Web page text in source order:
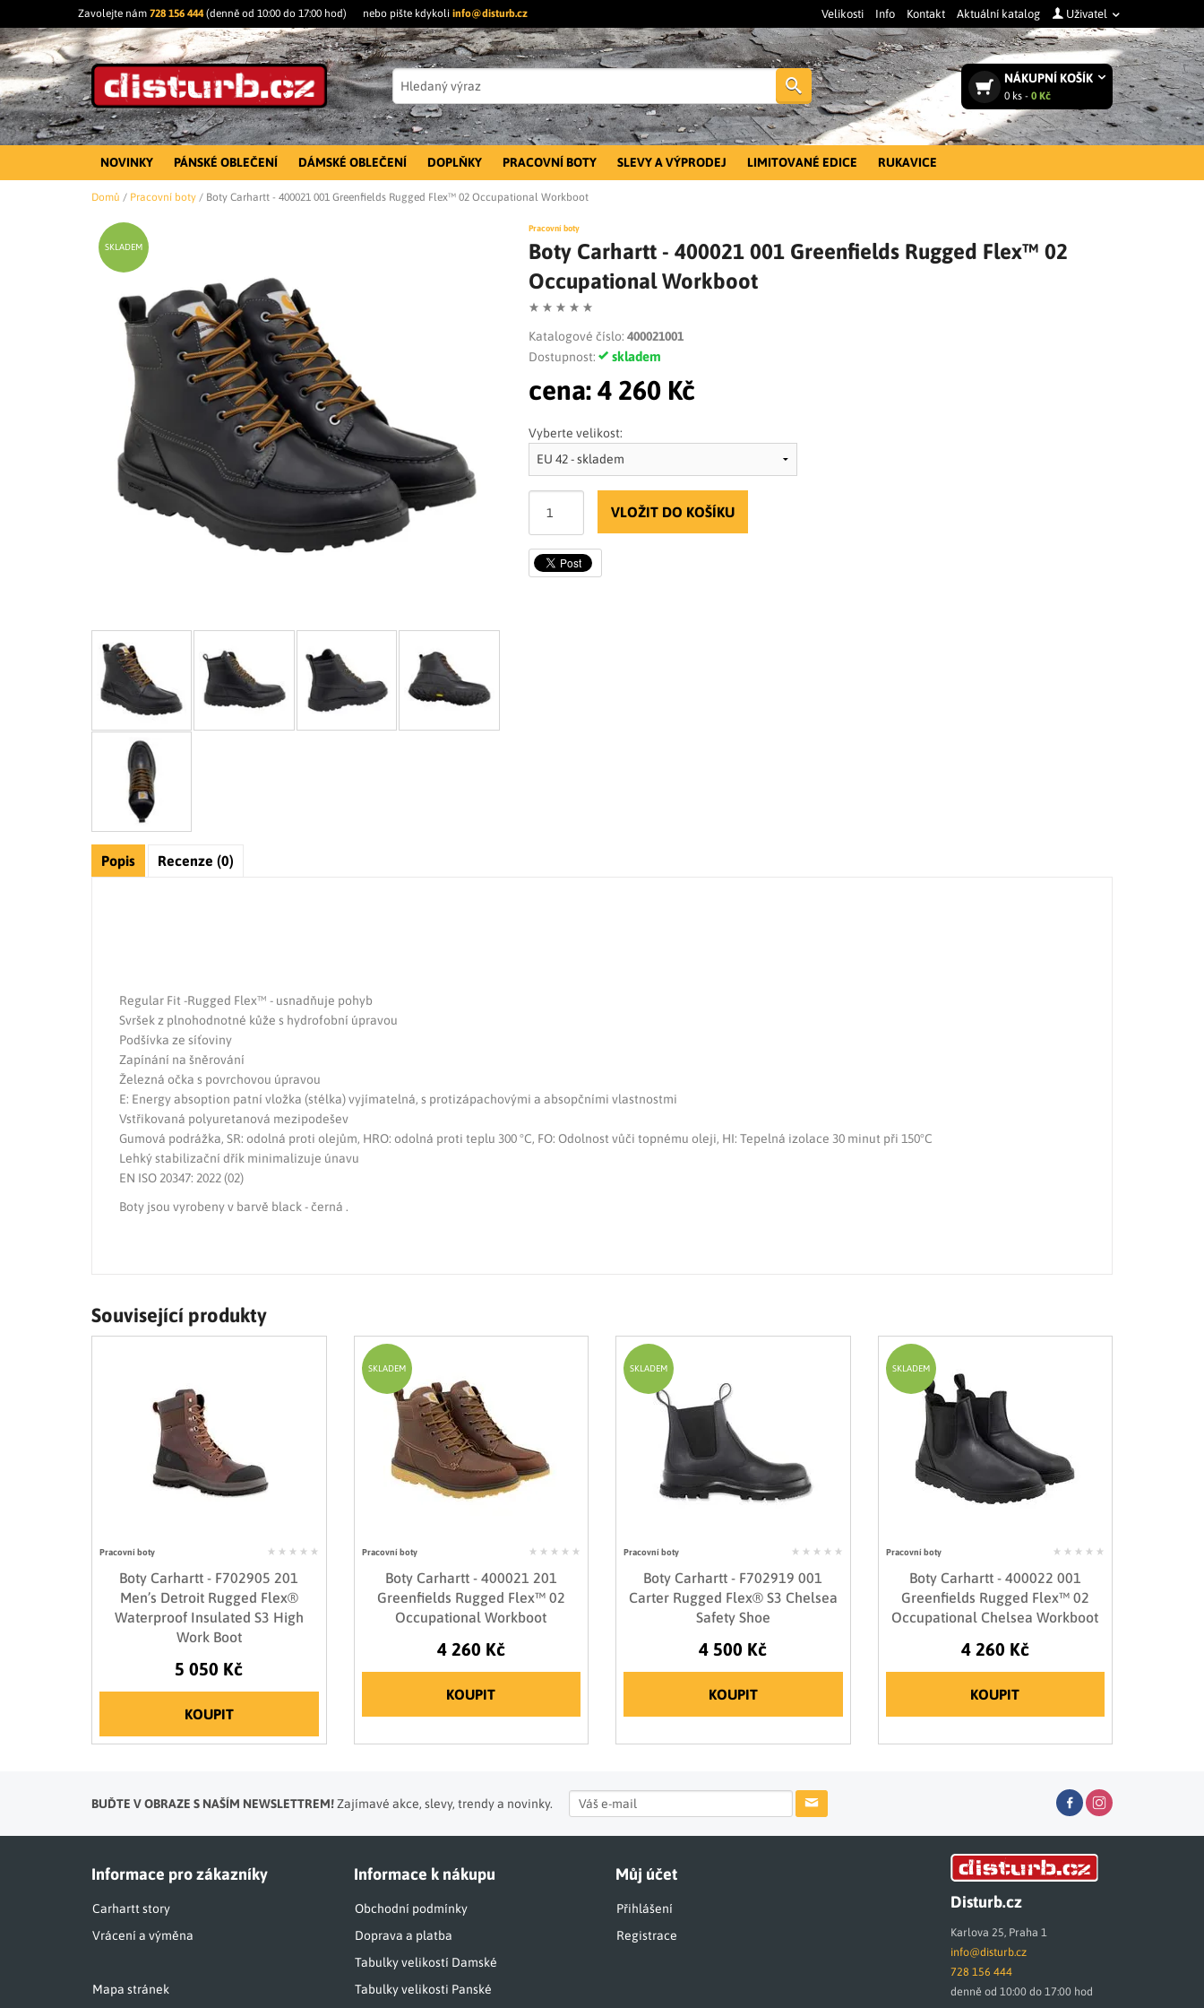
Zavolejte nám 728 156 444 (denně od 10:00 do 17:00 hod) nebo pište kdykoli info@disturb.cz Velikosti Info Kontakt Aktuální katalog Uživatel
NÁKUPNÍ KOŠÍK
0 ks - 0 Kč
Vyhledat
NOVINKY PÁNSKÉ OBLEČENÍ DÁMSKÉ OBLEČENÍ DOPLŇKY PRACOVNÍ BOTY SLEVY A VÝPRODEJ LIMITOVANÉ EDICE RUKAVICE
Domů / Pracovní boty / Boty Carhartt - 400021 001 Greenfields Rugged Flex™ 02 Occupational Workboot
Pracovní boty
Boty Carhartt - 400021 001 Greenfields Rugged Flex™ 02
Occupational Workboot
SKLADEM
Katalogové číslo: 400021001
Dostupnost:
skladem
cena: 4 260 Kč
Vyberte velikost:
VLOŽIT DO KOŠÍKU
Popis Recenze (0)
Regular Fit -Rugged Flex™ - usnadňuje pohyb
Svršek z plnohodnotné kůže s hydrofobní úpravou
Podšívka ze síťoviny
Zapínání na šněrování
Železná očka s povrchovou úpravou
E: Energy absoption patní vložka (stélka) vyjímatelná, s protizápachovými a absopčními vlastnostmi
Vstřikovaná polyuretanová mezipodešev
Gumová podrážka, SR: odolná proti olejům, HRO: odolná proti teplu 300 °C, FO: Odolnost vůči topnému oleji, HI: Tepelná izolace 30 minut při 150°C
Lehký stabilizační dřík minimalizuje únavu
EN ISO 20347: 2022 (02)
Boty jsou vyrobeny v barvě black - černá .
Související produkty
Pracovní boty
Boty Carhartt - F702905 201
Men’s Detroit Rugged Flex®
Waterproof Insulated S3 High
Work Boot
5 050 Kč
KOUPIT
Pracovní boty
Boty Carhartt - 400021 201
Greenfields Rugged Flex™ 02
Occupational Workboot
4 260 Kč
KOUPIT
SKLADEM
Pracovní boty
Boty Carhartt - F702919 001
Carter Rugged Flex® S3 Chelsea
Safety Shoe
4 500 Kč
KOUPIT
SKLADEM
Pracovní boty
Boty Carhartt - 400022 001
Greenfields Rugged Flex™ 02
Occupational Chelsea Workboot
4 260 Kč
KOUPIT
SKLADEM
BUĎTE V OBRAZE S NAŠÍM NEWSLETTREM!Zajímavé akce, slevy, trendy a novinky.
Informace pro zákazníky
Carhartt story
Vrácení a výměna
Mapa stránek
Informace k nákupu
Obchodní podmínky
Doprava a platba
Tabulky velikostí Damské
Tabulky velikosti Panské
Můj účet
Přihlášení
Registrace
Disturb.cz
Karlova 25, Praha 1
info@disturb.cz
728 156 444
denně od 10:00 do 17:00 hod